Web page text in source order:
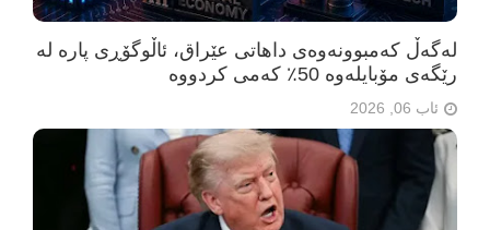
لەگەڵ کەمبوونەوەی داهاتی عێراق، ئاڵوگۆڕی پارە لە
رێگەی مۆبایلەوە 50٪ کەمی کردووە
ئاب 06, 2026